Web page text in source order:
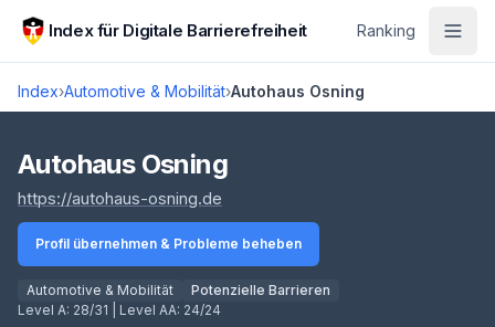
Zum Hauptinhalt springen
Index für Digitale Barrierefreiheit Ranking
Index›Automotive & Mobilität›Autohaus Osning
Score lädt
Autohaus Osning
https://autohaus-osning.de
Profil übernehmen & Probleme beheben
Automotive & Mobilität
Potenzielle Barrieren
Level A: 28/31 | Level AA: 24/24